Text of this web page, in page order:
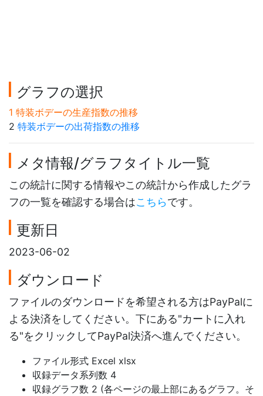
グラフの選択
1 特装ボデーの生産指数の推移
2 特装ボデーの出荷指数の推移
メタ情報/グラフタイトル一覧
この統計に関する情報やこの統計から作成したグラ
フの一覧を確認する場合はこちらです。
更新日
2023-06-02
ダウンロード
ファイルのダウンロードを希望される方はPayPalに
よる決済をしてください。下にある"カートに入れ
る"をクリックしてPayPal決済へ進んでください。
ファイル形式 Excel xlsx
収録データ系列数 4
収録グラフ数 2 (各ページの最上部にあるグラフ。そ